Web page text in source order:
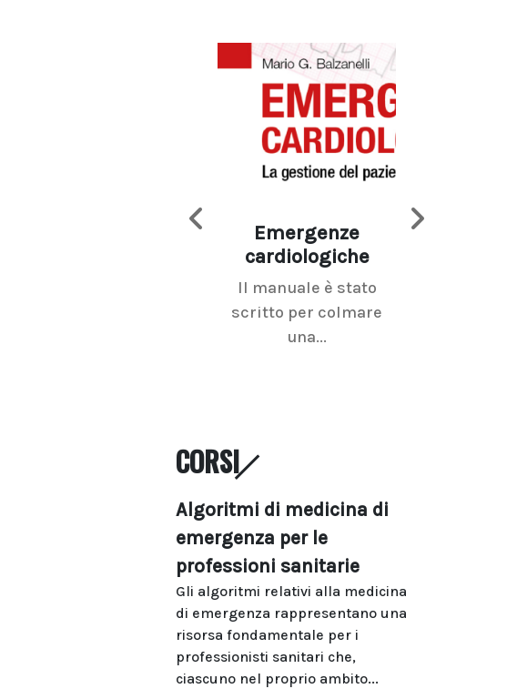
Emergenze
cardiologiche
Il manuale è stato
scritto per colmare
una...
CORSI
Algoritmi di medicina di
emergenza per le
professioni sanitarie
Gli algoritmi relativi alla medicina
di emergenza rappresentano una
risorsa fondamentale per i
professionisti sanitari che,
ciascuno nel proprio ambito...